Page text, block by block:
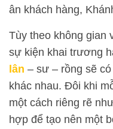
ân khách hàng,
Tùy theo không gian
sự kiện khai trương
lân – sư – rồng sẽ
khác nhau. Đôi khi
một cách riêng rẽ
hợp để tạo nên một